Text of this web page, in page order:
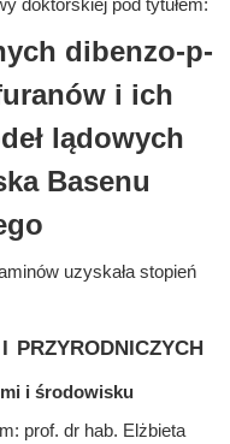
dibenzo-p-
i ich
lądowych
Basenu
uzyskała stopień
przyrodniczych
i środowisku
prof. dr hab. Elżbieta